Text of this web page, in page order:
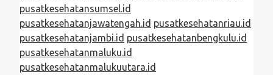
pusatkesehatansumsel.id
pusatkesehatanjawatengah.id pusatkesehatanriau.id
pusatkesehatanjambi.id pusatkesehatanbengkulu.id
pusatkesehatanmaluku.id
pusatkesehatanmalukuutara.id